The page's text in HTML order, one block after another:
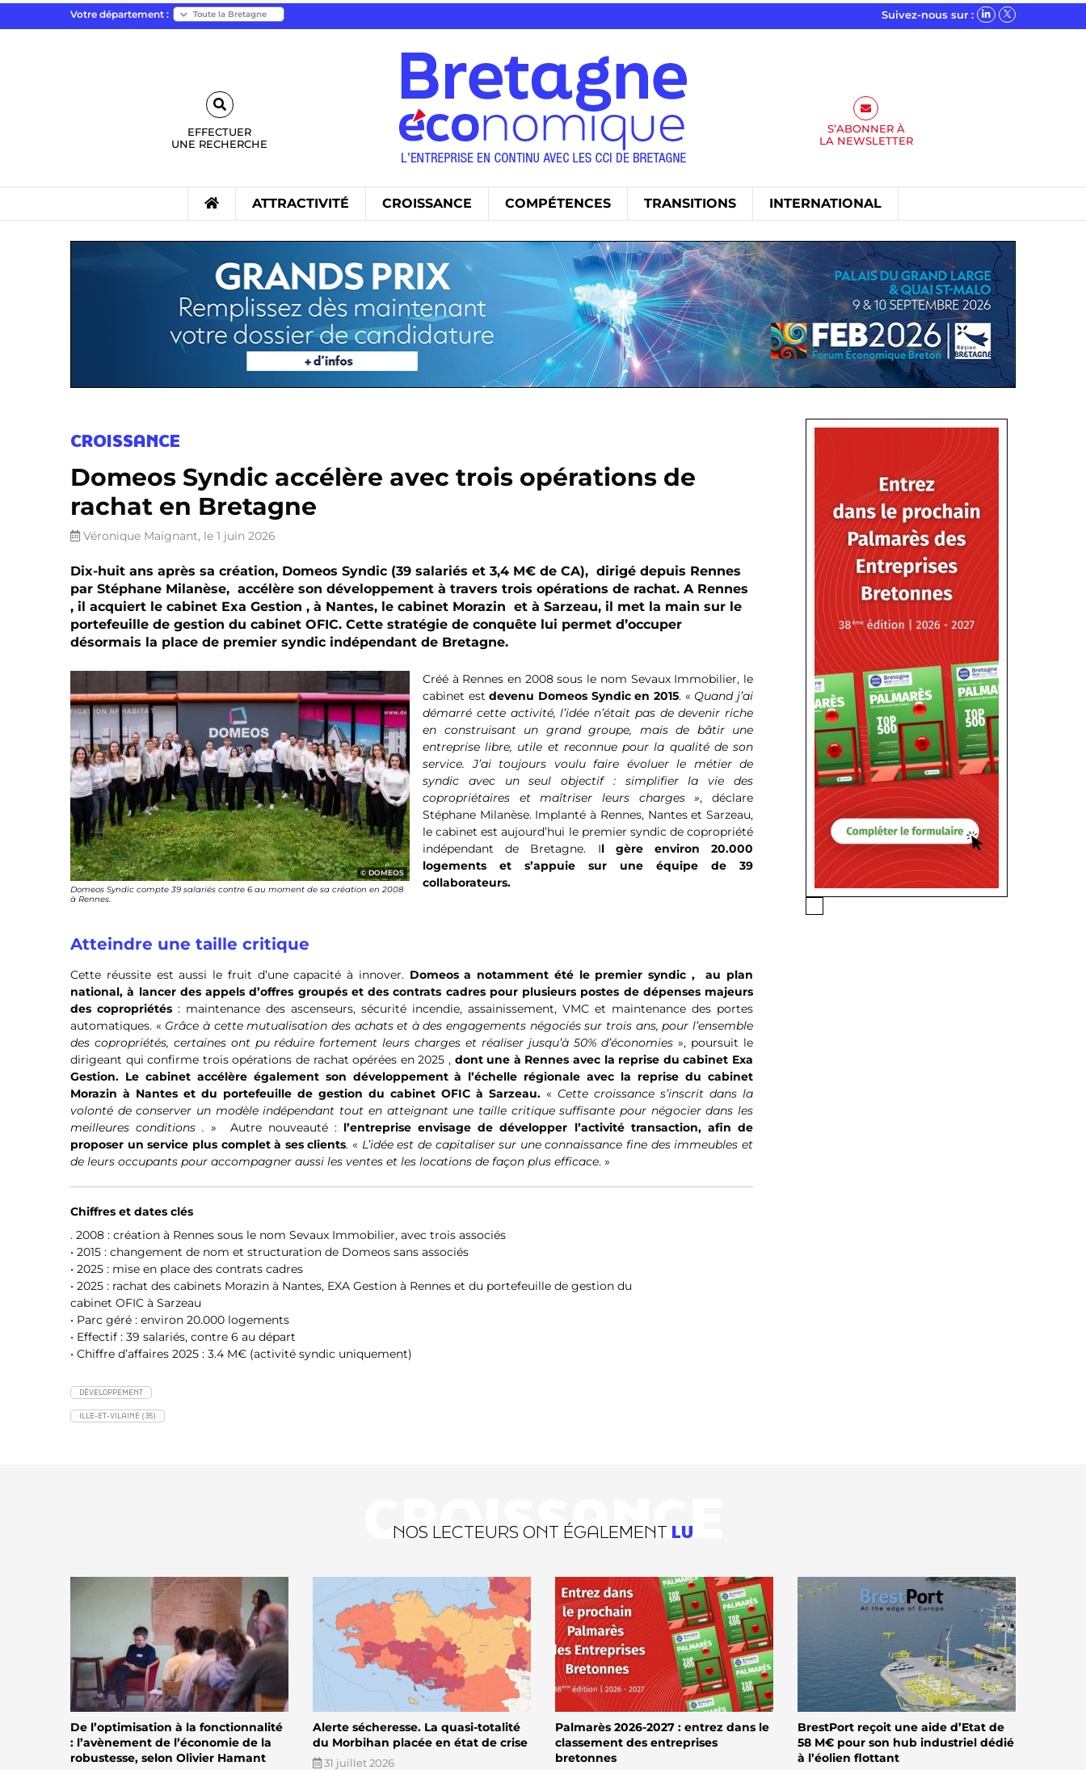
Votre département : Suivez-nous sur :
EFFECTUER
UNE RECHERCHE
S’ABONNER À
LA NEWSLETTER
ATTRACTIVITÉ CROISSANCE COMPÉTENCES TRANSITIONS INTERNATIONAL
CROISSANCE
Domeos Syndic accélère avec trois opérations de
rachat en Bretagne
Véronique Maignant, le 1 juin 2026
Dix-huit ans après sa création, Domeos Syndic (39 salariés et 3,4 M€ de CA), dirigé depuis Rennes
par Stéphane Milanèse, accélère son développement à travers trois opérations de rachat. A Rennes
, il acquiert le cabinet Exa Gestion , à Nantes, le cabinet Morazin et à Sarzeau, il met la main sur le
portefeuille de gestion du cabinet OFIC. Cette stratégie de conquête lui permet d’occuper
désormais la place de premier syndic indépendant de Bretagne.
DOMEOS
Domeos Syndic compte 39 salariés contre 6 au moment de sa création en 2008
à Rennes.
Créé à Rennes en 2008 sous le nom Sevaux Immobilier, le
cabinet estdevenu Domeos Syndic en 2015. « Quand j’ai
démarré cette activité, l’idée n’était pas de devenir riche
en construisant un grand groupe, mais de bâtir une
entreprise libre, utile et reconnue pour la qualité de son
service. J’ai toujours voulu faire évoluer le métier de
syndic avec un seul objectif : simplifier la vie des
copropriétaires et maîtriser leurs charges », déclare
Stéphane Milanèse. Implanté à Rennes, Nantes et Sarzeau,
le cabinet est aujourd’hui le premier syndic de copropriété
indépendant de Bretagne. Il gère environ 20.000
logements et s’appuie sur une équipe de 39
collaborateurs.
Atteindre une taille critique
Cette réussite est aussi le fruit d’une capacité à innover. Domeos a notamment été le premier syndic , au plan
national, à lancer des appels d’offres groupés et des contrats cadres pour plusieurs postes de dépenses majeurs
des copropriétés : maintenance des ascenseurs, sécurité incendie, assainissement, VMC et maintenance des portes
automatiques. « Grâce à cette mutualisation des achats et à des engagements négociés sur trois ans, pour l’ensemble
des copropriétés, certaines ont pu réduire fortement leurs charges et réaliser jusqu’à 50% d’économies », poursuit le
dirigeant qui confirme trois opérations de rachat opérées en 2025 , dont une à Rennes avec la reprise du cabinet Exa
Gestion. Le cabinet accélère également son développement à l’échelle régionale avec la reprise du cabinet
Morazin à Nantes et du portefeuille de gestion du cabinet OFIC à Sarzeau. « Cette croissance s’inscrit dans la
volonté de conserver un modèle indépendant tout en atteignant une taille critique suffisante pour négocier dans les
meilleures conditions . » Autre nouveauté :l’entreprise envisage de développer l’activité transaction, afin de
proposer un service plus complet à ses clients. « L’idée est de capitaliser sur une connaissance fine des immeubles et
de leurs occupants pour accompagner aussi les ventes et les locations de façon plus efficace. »
Chiffres et dates clés
. 2008 : création à Rennes sous le nom Sevaux Immobilier, avec trois associés
• 2015 : changement de nom et structuration de Domeos sans associés
• 2025 : mise en place des contrats cadres
• 2025 : rachat des cabinets Morazin à Nantes, EXA Gestion à Rennes et du portefeuille de gestion du
cabinet OFIC à Sarzeau
• Parc géré : environ 20.000 logements
• Effectif : 39 salariés, contre 6 au départ
• Chiffre d’affaires 2025 : 3.4 M€ (activité syndic uniquement)
DÉVELOPPEMENT
ILLE-ET-VILAINE (35)
CROISSANCE
NOS LECTEURS ONT ÉGALEMENT LU
De l’optimisation à la fonctionnalité
: l’avènement de l’économie de la
robustesse, selon Olivier Hamant
Alerte sécheresse. La quasi-totalité
du Morbihan placée en état de crise
31 juillet 2026
Palmarès 2026-2027 : entrez dans le
classement des entreprises
bretonnes
BrestPort reçoit une aide d’Etat de
58 M€ pour son hub industriel dédié
à l’éolien flottant